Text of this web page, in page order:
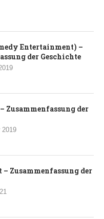
Entertainment) –
der Geschichte
Zusammenfassung der
2019
Zusammenfassung der